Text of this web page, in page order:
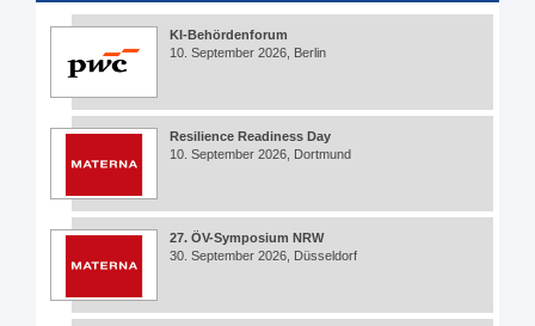
KI-Behördenforum
10. September 2026, Berlin
Resilience Readiness Day
10. September 2026, Dortmund
27. ÖV-Symposium NRW
30. September 2026, Düsseldorf